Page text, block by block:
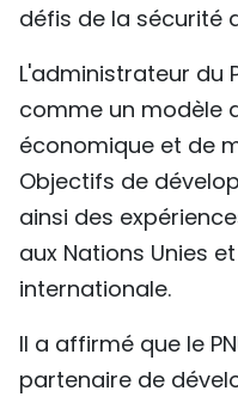
défis de la sécurité
L'administrateur du
comme un modèle
économique et de
Objectifs de
ainsi des
aux Nations Unies
internationale.
Il a affirmé que le
partenaire de